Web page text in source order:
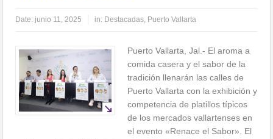
Date: junio 11, 2025 in: Destacadas, Puerto Vallarta
Puerto Vallarta, Jal.- El aroma a
comida casera y el sabor de la
tradición llenarán las calles de
Puerto Vallarta con la exhibición y
competencia de platillos típicos
de los mercados vallartenses en
el evento «Renace el Sabor». El